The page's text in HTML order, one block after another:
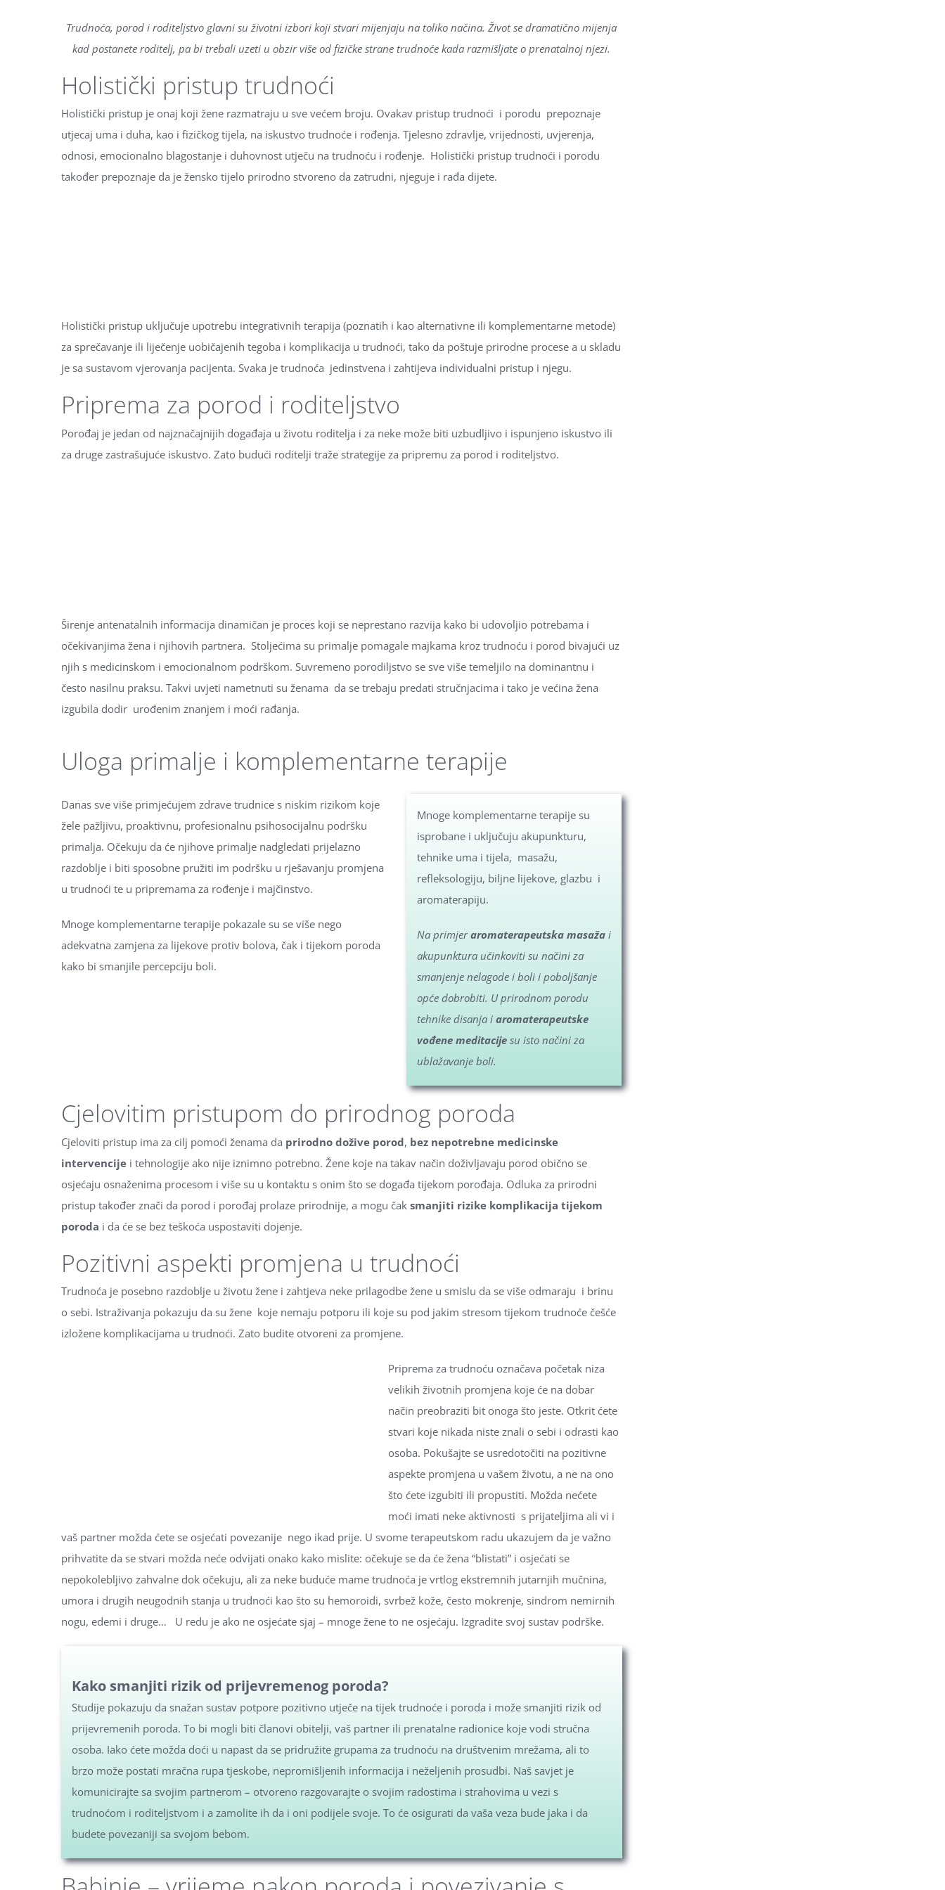
Trudnoća, porod i roditeljstvo glavni su životni izbori koji stvari mijenjaju na toliko načina. Život se dramatično mijenja
kad postanete roditelj, pa bi trebali uzeti u obzir više od fizičke strane trudnoće kada razmišljate o prenatalnoj njezi.
Holistički pristup trudnoći
Holistički pristup je onaj koji žene razmatraju u sve većem broju. Ovakav pristup trudnoći i porodu prepoznaje
utjecaj uma i duha, kao i fizičkog tijela, na iskustvo trudnoće i rođenja. Tjelesno zdravlje, vrijednosti, uvjerenja,
odnosi, emocionalno blagostanje i duhovnost utječu na trudnoću i rođenje. Holistički pristup trudnoći i porodu
također prepoznaje da je žensko tijelo prirodno stvoreno da zatrudni, njeguje i rađa dijete.
Holistički pristup uključuje upotrebu integrativnih terapija (poznatih i kao alternativne ili komplementarne metode)
za sprečavanje ili liječenje uobičajenih tegoba i komplikacija u trudnoći, tako da poštuje prirodne procese a u skladu
je sa sustavom vjerovanja pacijenta. Svaka je trudnoća jedinstvena i zahtijeva individualni pristup i njegu.
Priprema za porod i roditeljstvo
Porođaj je jedan od najznačajnijih događaja u životu roditelja i za neke može biti uzbudljivo i ispunjeno iskustvo ili
za druge zastrašujuće iskustvo. Zato budući roditelji traže strategije za pripremu za porod i roditeljstvo.
Širenje antenatalnih informacija dinamičan je proces koji se neprestano razvija kako bi udovoljio potrebama i
očekivanjima žena i njihovih partnera. Stoljećima su primalje pomagale majkama kroz trudnoću i porod bivajući uz
njih s medicinskom i emocionalnom podrškom. Suvremeno porodiljstvo se sve više temeljilo na dominantnu i
često nasilnu praksu. Takvi uvjeti nametnuti su ženama da se trebaju predati stručnjacima i tako je većina žena
izgubila dodir urođenim znanjem i moći rađanja.
Uloga primalje i komplementarne terapije
Danas sve više primjećujem zdrave trudnice s niskim rizikom koje
žele pažljivu, proaktivnu, profesionalnu psihosocijalnu podršku
primalja. Očekuju da će njihove primalje nadgledati prijelazno
razdoblje i biti sposobne pružiti im podršku u rješavanju promjena
u trudnoći te u pripremama za rođenje i majčinstvo.
Mnoge komplementarne terapije pokazale su se više nego
adekvatna zamjena za lijekove protiv bolova, čak i tijekom poroda
kako bi smanjile percepciju boli.
Mnoge komplementarne terapije su
isprobane i uključuju akupunkturu,
tehnike uma i tijela, masažu,
refleksologiju, biljne lijekove, glazbu i
aromaterapiju.
Na primjeraromaterapeutska masaža i
akupunktura učinkoviti su načini za
smanjenje nelagode i boli i poboljšanje
opće dobrobiti. U prirodnom porodu
tehnike disanja iaromaterapeutske
vođene meditacije su isto načini za
ublažavanje boli.
Cjelovitim pristupom do prirodnog poroda
Cjeloviti pristup ima za cilj pomoći ženama da prirodno dožive porod, bez nepotrebne medicinske
intervencije i tehnologije ako nije iznimno potrebno. Žene koje na takav način doživljavaju porod obično se
osjećaju osnaženima procesom i više su u kontaktu s onim što se događa tijekom porođaja. Odluka za prirodni
pristup također znači da porod i porođaj prolaze prirodnije, a mogu čak smanjiti rizike komplikacija tijekom
poroda i da će se bez teškoća uspostaviti dojenje.
Pozitivni aspekti promjena u trudnoći
Trudnoća je posebno razdoblje u životu žene i zahtjeva neke prilagodbe žene u smislu da se više odmaraju i brinu
o sebi. Istraživanja pokazuju da su žene koje nemaju potporu ili koje su pod jakim stresom tijekom trudnoće češće
izložene komplikacijama u trudnoći. Zato budite otvoreni za promjene.
Priprema za trudnoću označava početak niza
velikih životnih promjena koje će na dobar
način preobraziti bit onoga što jeste. Otkrit ćete
stvari koje nikada niste znali o sebi i odrasti kao
osoba. Pokušajte se usredotočiti na pozitivne
aspekte promjena u vašem životu, a ne na ono
što ćete izgubiti ili propustiti. Možda nećete
moći imati neke aktivnosti s prijateljima ali vi i
vaš partner možda ćete se osjećati povezanije nego ikad prije. U svome terapeutskom radu ukazujem da je važno
prihvatite da se stvari možda neće odvijati onako kako mislite: očekuje se da će žena “blistati” i osjećati se
nepokolebljivo zahvalne dok očekuju, ali za neke buduće mame trudnoća je vrtlog ekstremnih jutarnjih mučnina,
umora i drugih neugodnih stanja u trudnoći kao što su hemoroidi, svrbež kože, često mokrenje, sindrom nemirnih
nogu, edemi i druge… U redu je ako ne osjećate sjaj – mnoge žene to ne osjećaju. Izgradite svoj sustav podrške.
Kako smanjiti rizik od prijevremenog poroda?
Studije pokazuju da snažan sustav potpore pozitivno utječe na tijek trudnoće i poroda i može smanjiti rizik od
prijevremenih poroda. To bi mogli biti članovi obitelji, vaš partner ili prenatalne radionice koje vodi stručna
osoba. Iako ćete možda doći u napast da se pridružite grupama za trudnoću na društvenim mrežama, ali to
brzo može postati mračna rupa tjeskobe, nepromišljenih informacija i neželjenih prosudbi. Naš savjet je
komunicirajte sa svojim partnerom – otvoreno razgovarajte o svojim radostima i strahovima u vezi s
trudnoćom i roditeljstvom i a zamolite ih da i oni podijele svoje. To će osigurati da vaša veza bude jaka i da
budete povezaniji sa svojom bebom.